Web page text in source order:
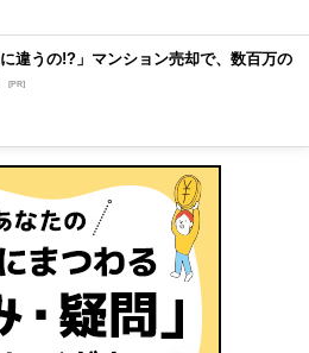
に違うの!?」マンション売却で、数百万の
[PR]